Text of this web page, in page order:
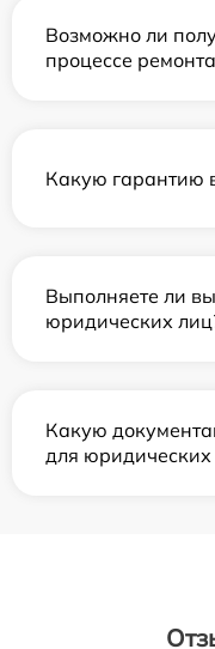
Возможно ли
процессе
Какую гарантию
Выполняете ли
юридических
Какую
для юридических